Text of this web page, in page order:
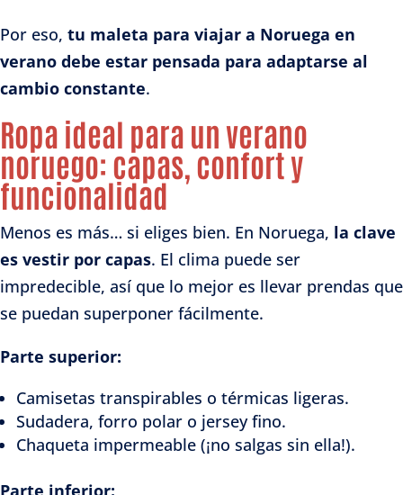
Por eso, tu maleta para viajar a Noruega en
verano debe estar pensada para adaptarse al
cambio constante.
Ropa ideal para un verano
noruego: capas, confort y
funcionalidad
Menos es más… si eliges bien. En Noruega, la clave
es vestir por capas. El clima puede ser
impredecible, así que lo mejor es llevar prendas que
se puedan superponer fácilmente.
Parte superior:
Camisetas transpirables o térmicas ligeras.
Sudadera, forro polar o jersey fino.
Chaqueta impermeable (¡no salgas sin ella!).
Parte inferior: